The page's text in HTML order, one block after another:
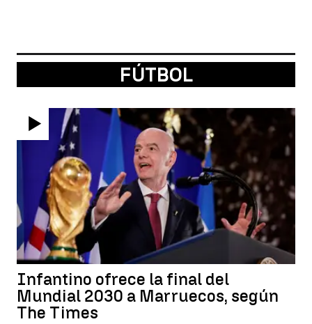
FÚTBOL
Infantino ofrece la final del
Mundial 2030 a Marruecos, según
The Times